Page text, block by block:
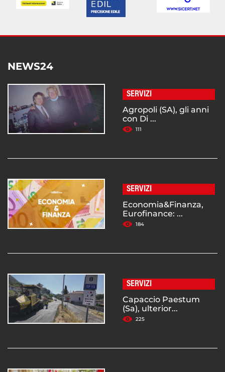
NEWS24
SERVIZI
Agropoli (SA), gli anni
con Di ...
111
SERVIZI
Economia&Finanza,
Eurofinance: ...
184
SERVIZI
Capaccio Paestum
(Sa), ulterior...
225